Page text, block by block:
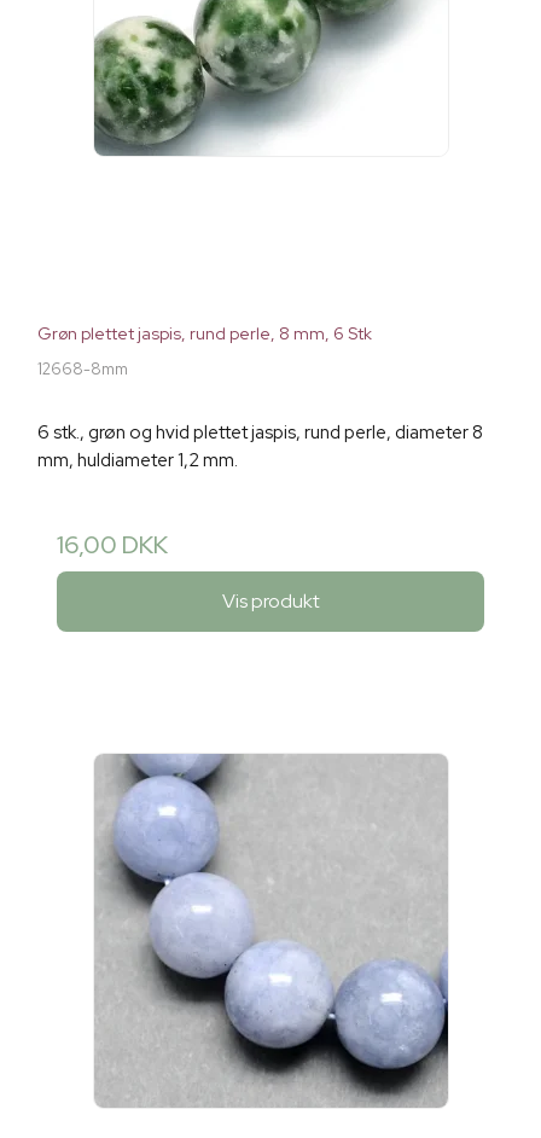
Grøn plettet jaspis, rund perle, 8 mm, 6 Stk
12668-8mm
6 stk., grøn og hvid plettet jaspis, rund perle, diameter 8
mm, huldiameter 1,2 mm.
16,00 DKK
Vis produkt